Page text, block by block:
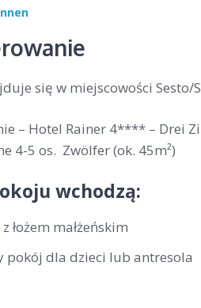
się w miejscowości Sesto/
– Hotel Rainer 4**** – Drei
4-5 os. Zwölfer (ok. 45m²)
wchodzą:
łożem małżeńskim
pokój dla dzieci lub antresola